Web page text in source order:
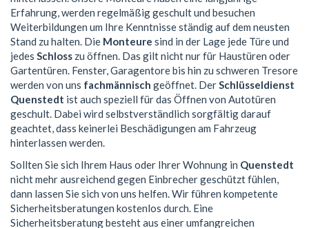
Erfahrung, werden regelmäßig geschult und besuchen
Weiterbildungen um Ihre Kenntnisse ständig auf dem neusten
Stand zu halten. Die Monteure sind in der Lage jede Türe und
jedes Schloss zu öffnen. Das gilt nicht nur für Haustüren oder
Gartentüren. Fenster, Garagentore bis hin zu schweren Tresore
werden von uns fachmännisch geöffnet. DerSchlüsseldienst
Quenstedt ist auch speziell für das Öffnen von Autotüren
geschult. Dabei wird selbstverständlich sorgfältig darauf
geachtet, dass keinerlei Beschädigungen am Fahrzeug
hinterlassen werden.
Sollten Sie sich Ihrem Haus oder Ihrer Wohnung in Quenstedt
nicht mehr ausreichend gegen Einbrecher geschützt fühlen,
dann lassen Sie sich von uns helfen. Wir führen kompetente
Sicherheitsberatungen kostenlos durch. Eine
Sicherheitsberatung besteht aus einer umfangreichen